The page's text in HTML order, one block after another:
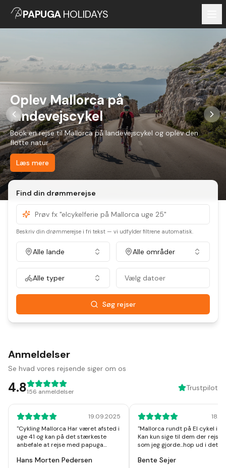
PAPUGAHOLIDAYS
Oplev Mallorca på
landevejscykel
Book en rejse til Mallorca på landevejscykel og oplev den
flotte natur
Læs mere
Find din drømmerejse
Beskriv din drømmerejse i fri tekst — vi udfylder filtrene automatisk.
Alle lande Alle områder
Alle typer Vælg datoer
Søg rejser
Anmeldelser
Se hvad vores rejsende siger om os
4.8156 anmeldelser Trustpilot
19.09.2025
"Cykling Mallorca Har været afsted i
uge 41 og kan på det stærkeste
anbefale at rejse med papuga
til slut, modtog en app hvor alt var
Hans Morten Pedersen
"Mallorca rundt på El cykel i
Kan kun sige til dem der rejser
som jeg gjorde...hop ud i det, I
mennesker, omgivelser og
Bente Sejer